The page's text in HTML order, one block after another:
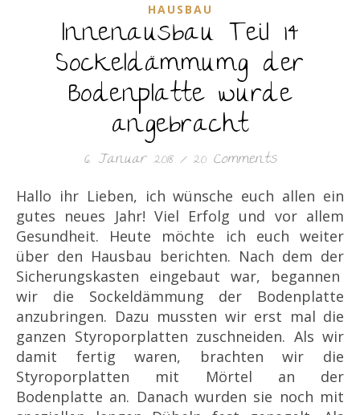
HAUSBAU
Innenausbau Teil 14
Sockeldämmumg der
Bodenplatte wurde
angebracht
6. Januar 2018 / 20 Comments
Hallo ihr Lieben, ich wünsche euch allen ein
gutes neues Jahr! Viel Erfolg und vor allem
Gesundheit. Heute möchte ich euch weiter
über den Hausbau berichten. Nach dem der
Sicherungskasten eingebaut war, begannen
wir die Sockeldämmung der Bodenplatte
anzubringen. Dazu mussten wir erst mal die
ganzen Styroporplatten zuschneiden. Als wir
damit fertig waren, brachten wir die
Styroporplatten mit Mörtel an der
Bodenplatte an. Danach wurden sie noch mit